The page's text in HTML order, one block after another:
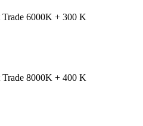
6000K + 300 K
8000K + 400 K